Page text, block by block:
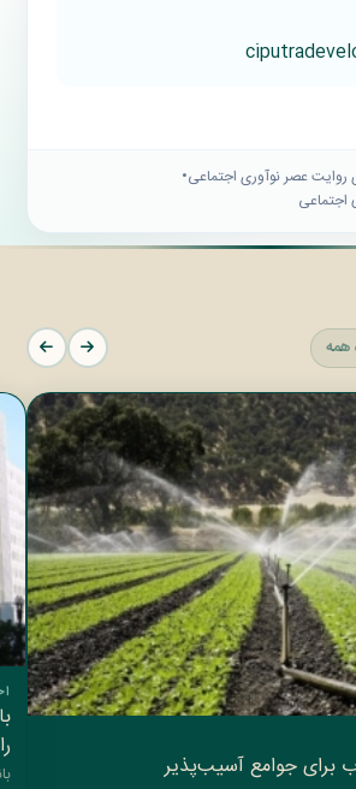
روايت عصر نوآورى اجتماعى•
اجتماعی
همه
برای جوامع آسیب‌پذیر